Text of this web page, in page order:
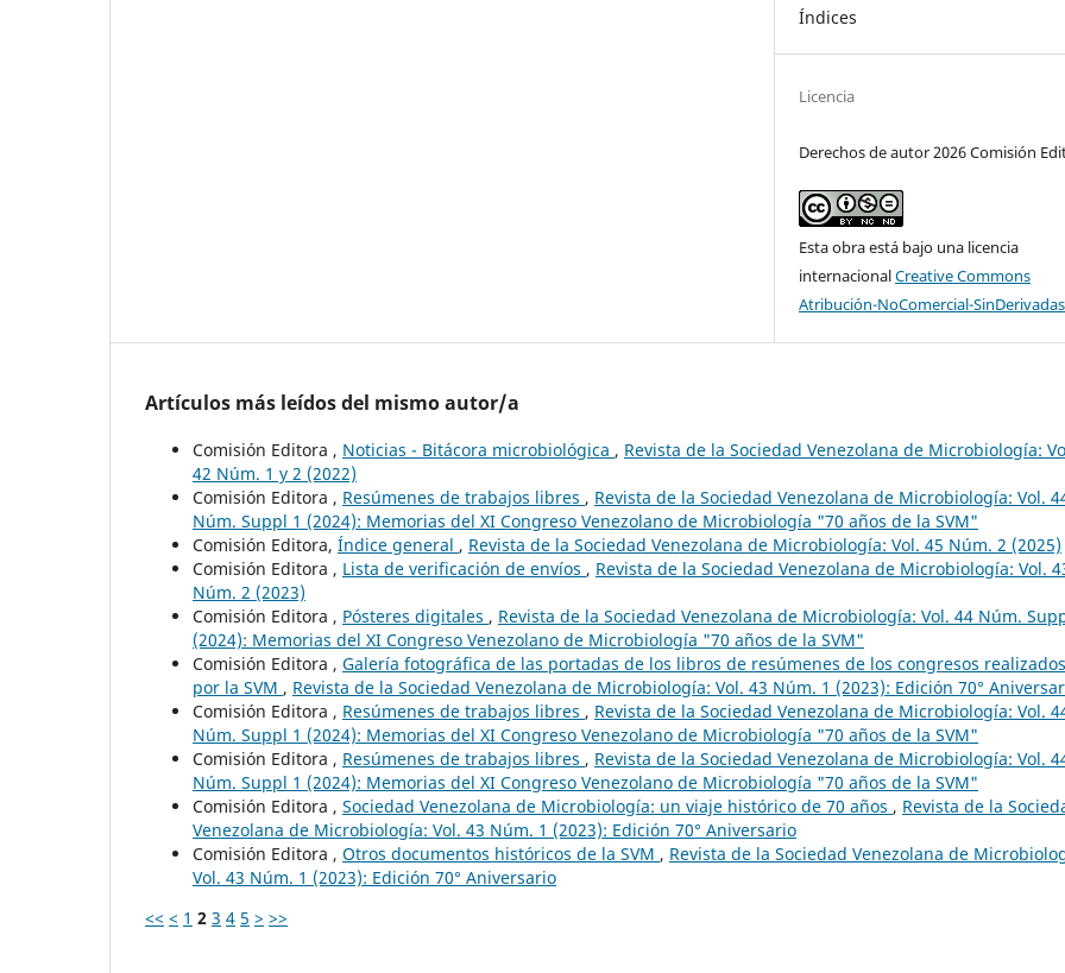
Índices
Licencia
Derechos de autor 2026 Comisión
Esta obra está bajo una licencia
internacionalCreative Commons
Atribución-NoComercial-
Artículos más leídos del mismo autor/a
Comisión Editora , Noticias - Bitácora microbiológica , Revista de la Sociedad Venezolana de Microbiología:
42 Núm. 1 y 2 (2022)
Comisión Editora , Resúmenes de trabajos libres , Revista de la Sociedad Venezolana de Microbiología: Vol.
Núm. Suppl 1 (2024): Memorias del XI Congreso Venezolano de Microbiología "70 años de la SVM"
Comisión Editora, Índice general , Revista de la Sociedad Venezolana de Microbiología: Vol. 45 Núm. 2 (2025)
Comisión Editora , Lista de verificación de envíos , Revista de la Sociedad Venezolana de Microbiología: Vol.
Núm. 2 (2023)
Comisión Editora , Pósteres digitales , Revista de la Sociedad Venezolana de Microbiología: Vol. 44 Núm.
(2024): Memorias del XI Congreso Venezolano de Microbiología "70 años de la SVM"
Comisión Editora , Galería fotográfica de las portadas de los libros de resúmenes de los congresos realizados
por la SVM , Revista de la Sociedad Venezolana de Microbiología: Vol. 43 Núm. 1 (2023): Edición 70°
Comisión Editora , Resúmenes de trabajos libres , Revista de la Sociedad Venezolana de Microbiología: Vol.
Núm. Suppl 1 (2024): Memorias del XI Congreso Venezolano de Microbiología "70 años de la SVM"
Comisión Editora , Resúmenes de trabajos libres , Revista de la Sociedad Venezolana de Microbiología: Vol.
Núm. Suppl 1 (2024): Memorias del XI Congreso Venezolano de Microbiología "70 años de la SVM"
Comisión Editora , Sociedad Venezolana de Microbiología: un viaje histórico de 70 años , Revista de la
Venezolana de Microbiología: Vol. 43 Núm. 1 (2023): Edición 70° Aniversario
Comisión Editora , Otros documentos históricos de la SVM , Revista de la Sociedad Venezolana de
Vol. 43 Núm. 1 (2023): Edición 70° Aniversario
<< < 1 2 3 4 5 > >>